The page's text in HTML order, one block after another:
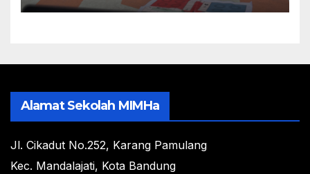
Alamat Sekolah MIMHa
Jl. Cikadut No.252, Karang Pamulang
Kec. Mandalajati, Kota Bandung